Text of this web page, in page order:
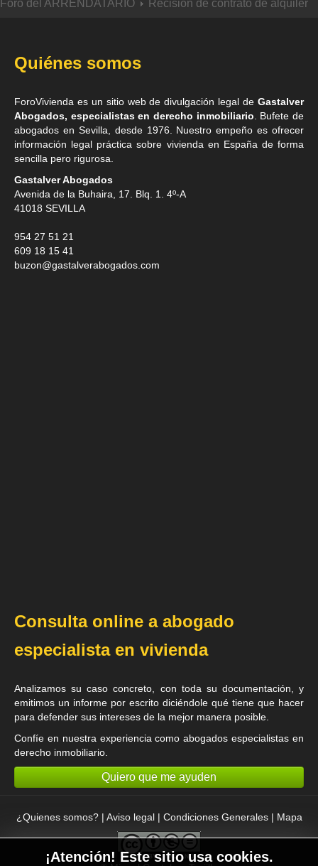
¡Atención! Este sitio usa cookies.
Foro del ARRENDATARIO
Recisión de contrato de alquiler
Quiénes somos
ForoVivienda es un sitio web de divulgación legal de Gastalver
Abogados, especialistas en derecho inmobiliario . Bufete de
abogados en Sevilla , desde 1976. Nuestro empeño es ofrecer
información legal práctica sobre vivienda en España de forma
sencilla pero rigurosa.
Gastalver Abogados
Avenida de la Buhaira, 17. Blq. 1. 4º-A
41018 SEVILLA
954 27 51 21
609 18 15 41
buzon@gastalverabogados.com
Consulta online a abogado
especialista en vivienda
Analizamos su caso concreto, con toda su documentación, y
emitimos un informe por escrito diciéndole qué tiene que hacer
para defender sus intereses de la mejor manera posible.
Confíe en nuestra experiencia comoabogados especialistas en
derecho inmobiliario
Quiero que me ayuden
¿Quienes somos?| Aviso legal| Condiciones Generales| Mapa